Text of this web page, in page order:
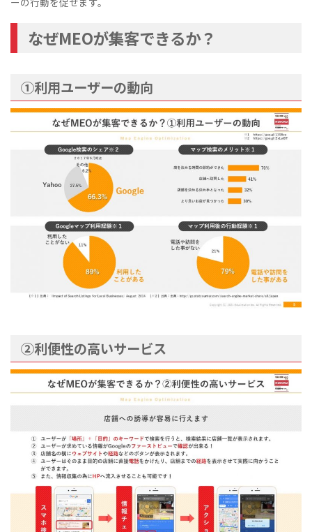
なぜMEOが集客できるか？
①利用ユーザーの動向
②利便性の高いサービス